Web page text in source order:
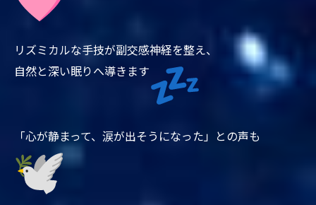
リズミカルな手技が副交感神経を整え、
自然と深い眠りへ導きます
「心が静まって、涙が出そうになった」との声も